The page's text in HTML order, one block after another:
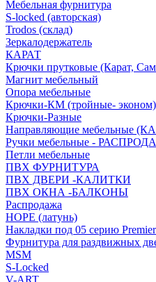
Мебельная фурнитура
S-locked (авторская)
Trodos (склад)
Зеркалодержатель
КАРАТ
Крючки прутковые (Карат,
Магнит мебельный
Опора мебельные
Крючки-КМ (тройные- эконом)
Крючки-Разные
Направляющие мебельные
Ручки мебельные -
Петли мебельные
ПВХ ФУРНИТУРА
ПВХ ДВЕРИ -КАЛИТКИ
ПВХ ОКНА -БАЛКОНЫ
Распродажа
HOPE (латунь)
Накладки под 05 серию
Фурнитура для раздвижных
MSM
S-Locked